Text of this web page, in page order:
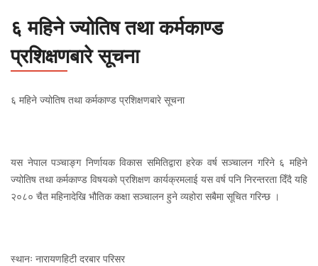
६ महिने ज्योतिष तथा कर्मकाण्ड
प्रशिक्षणबारे सूचना
६ महिने ज्योतिष तथा कर्मकाण्ड प्रशिक्षणबारे सूचना
यस नेपाल पञ्चाङ्ग निर्णायक विकास समितिद्वारा हरेक वर्ष सञ्चालन गरिने ६ महिने
ज्योतिष तथा कर्मकाण्ड विषयको प्रशिक्षण कार्यक्रमलाई यस वर्ष पनि निरन्तरता दिँदै यहि
२०८० चैत महिनादेखि भौतिक कक्षा सञ्चालन हुने व्यहोरा सबैमा सूचित गरिन्छ ।
स्थानः नारायणहिटी दरबार परिसर